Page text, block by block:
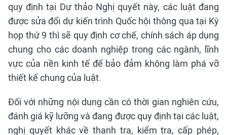
quy định tại Dự thảo Nghị quyết này, các luật đang
được sửa đổi dự kiến trình Quốc hội thông qua tại Kỳ
họp thứ 9 thì sẽ quy định cơ chế, chính sách áp dụng
chung cho các doanh nghiệp trong các ngành, lĩnh
vực của nền kinh tế để bảo đảm không làm phá vỡ
thiết kế chung của luật.
Đối với những nội dung cần có thời gian nghiên cứu,
đánh giá kỹ lưỡng và đang được quy định tại các luật,
nghị quyết khác về thanh tra, kiểm tra, cấp phép,